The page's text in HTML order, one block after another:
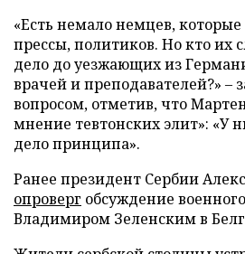
«Есть немало немцев, которые
прессы, политиков. Но кто их
дело до уезжающих из
врачей и преподавателей?» –
вопросом, отметив, что
мнение тевтонских элит»: «У
дело принципа».
Ранее президент Сербии
опроверг обсуждение
Владимиром Зеленским в